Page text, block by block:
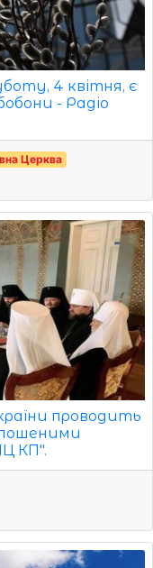
4 квітня, є
- Радіо
Церква
проводить
КП".